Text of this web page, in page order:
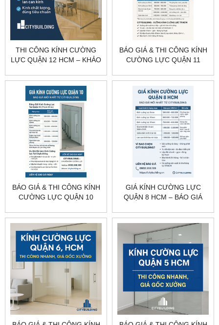
THI CÔNG KÍNH CƯỜNG
LỰC QUẬN 12 HCM – KHẢO
CITYBUILDING
BÁO GIÁ & THI CÔNG KÍNH
CƯỜNG LỰC QUẬN 11
BÁO GIÁ & THI CÔNG KÍNH
CƯỜNG LỰC QUẬN 10
GIÁ KÍNH CƯỜNG LỰC
QUẬN 8 HCM – BÁO GIÁ